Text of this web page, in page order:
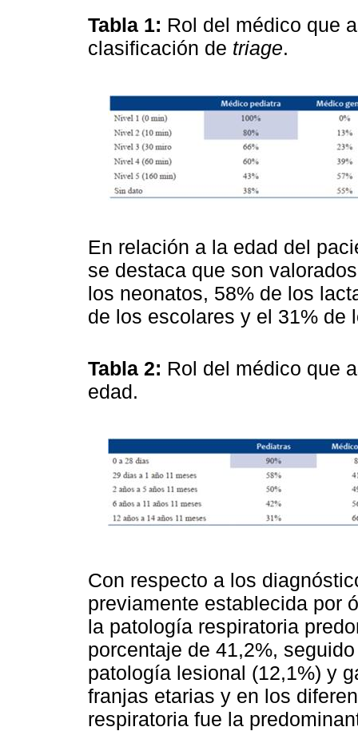
Tabla 1: Rol del médico que
clasificación de triage.
En relación a la edad del
se destaca que son
los neonatos, 58% de los
de los escolares y el 31% de
Tabla 2: Rol del médico que
edad.
Con respecto a los
previamente establecida por
la patología respiratoria
porcentaje de 41,2%,
patología lesional (12,1%) y
franjas etarias y en los
respiratoria fue la